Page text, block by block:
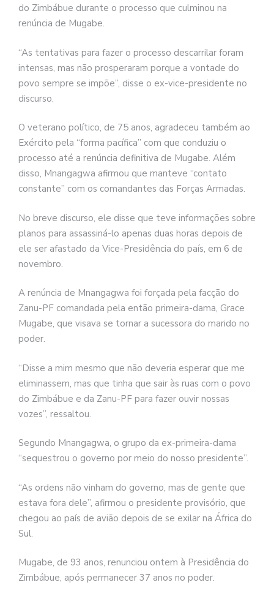
do Zimbábue durante o processo que culminou na
renúncia de Mugabe.
“As tentativas para fazer o processo descarrilar foram
intensas, mas não prosperaram porque a vontade do
povo sempre se impõe”, disse o ex-vice-presidente no
discurso.
O veterano político, de 75 anos, agradeceu também ao
Exército pela “forma pacífica” com que conduziu o
processo até a renúncia definitiva de Mugabe. Além
disso, Mnangagwa afirmou que manteve “contato
constante” com os comandantes das Forças Armadas.
No breve discurso, ele disse que teve informações sobre
planos para assassiná-lo apenas duas horas depois de
ele ser afastado da Vice-Presidência do país, em 6 de
novembro.
A renúncia de Mnangagwa foi forçada pela facção do
Zanu-PF comandada pela então primeira-dama, Grace
Mugabe, que visava se tornar a sucessora do marido no
poder.
“Disse a mim mesmo que não deveria esperar que me
eliminassem, mas que tinha que sair às ruas com o povo
do Zimbábue e da Zanu-PF para fazer ouvir nossas
vozes”, ressaltou.
Segundo Mnangagwa, o grupo da ex-primeira-dama
“sequestrou o governo por meio do nosso presidente”.
“As ordens não vinham do governo, mas de gente que
estava fora dele”, afirmou o presidente provisório, que
chegou ao país de avião depois de se exilar na África do
Sul.
Mugabe, de 93 anos, renunciou ontem à Presidência do
Zimbábue, após permanecer 37 anos no poder.